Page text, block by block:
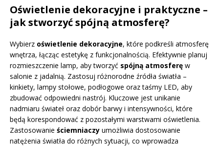
Oświetlenie dekoracyjne i praktyczne –
jak stworzyć spójną atmosferę?
Wybierz oświetlenie dekoracyjne, które podkreśli atmosferę
wnętrza, łącząc estetykę z funkcjonalnością. Efektywnie planuj
rozmieszczenie lamp, aby tworzyć spójną atmosferę w
salonie z jadalnią. Zastosuj różnorodne źródła światła –
kinkiety, lampy stołowe, podłogowe oraz taśmy LED, aby
zbudować odpowiedni nastrój. Kluczowe jest unikanie
nadmiaru świateł oraz dobór barwy i intensywności, które
będą korespondować z pozostałymi warstwami oświetlenia.
Zastosowanie ściemniaczy umożliwia dostosowanie
natężenia światła do różnych sytuacji, co wprowadza